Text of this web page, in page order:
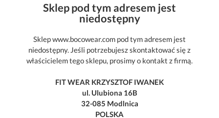
Sklep pod tym adresem jest
niedostępny
Sklep www.bocowear.com pod tym adresem jest
niedostępny. Jeśli potrzebujesz skontaktować się z
właścicielem tego sklepu, prosimy o kontakt z firmą.
FIT WEAR KRZYSZTOF IWANEK
ul. Ulubiona 16B
32-085 Modlnica
POLSKA